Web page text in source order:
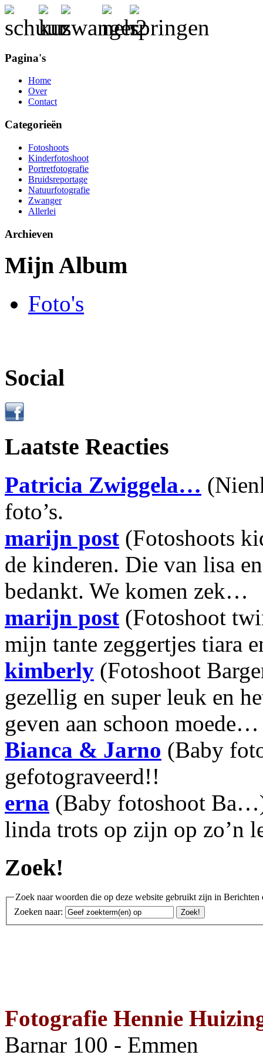
Pagina's
Home
Over
Contact
Categorieën
Fotoshoots
Kinderfotoshoot
Portretfotografie
Bruidsreportage
Natuurfotografie
Zwanger
Allerlei
Archieven
Mijn Album
Foto's
Social
Laatste Reacties
Patricia Zwiggela…
foto’s.
marijn post (Fotoshoots
de kinderen. Die van lisa
bedankt. We komen zek…
marijn post (Fotoshoot
mijn tante zeggertjes tiara
kimberly (Fotoshoot
gezellig en super leuk en
geven aan schoon moede…
Bianca & Jarno (Baby
gefotograveerd!!
erna (Baby fotoshoot
linda trots op zijn op zo’n
Zoek!
Zoek naar woorden die op deze website gebruikt zijn in Berichten
Zoeken naar:
Fotografie Hennie
Barnar 100 - Emmen